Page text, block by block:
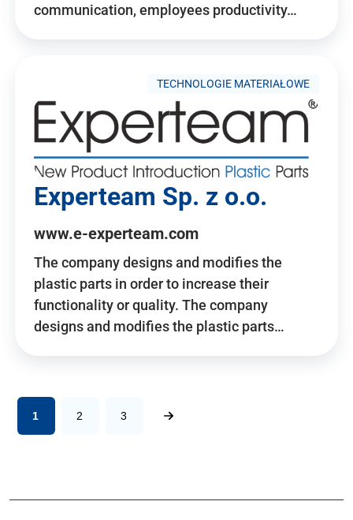
communication, employees productivity…
TECHNOLOGIE MATERIAŁOWE
Experteam Sp. z o.o.
www.e-experteam.com
The company designs and modifies the
plastic parts in order to increase their
functionality or quality. The company
designs and modifies the plastic parts…
1 2 3